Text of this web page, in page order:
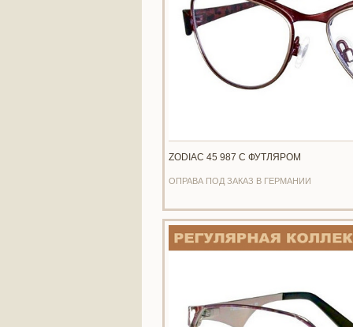
ZODIAC 45 987 С ФУТЛЯРОМ
ОПРАВА ПОД ЗАКАЗ В ГЕРМАНИИ